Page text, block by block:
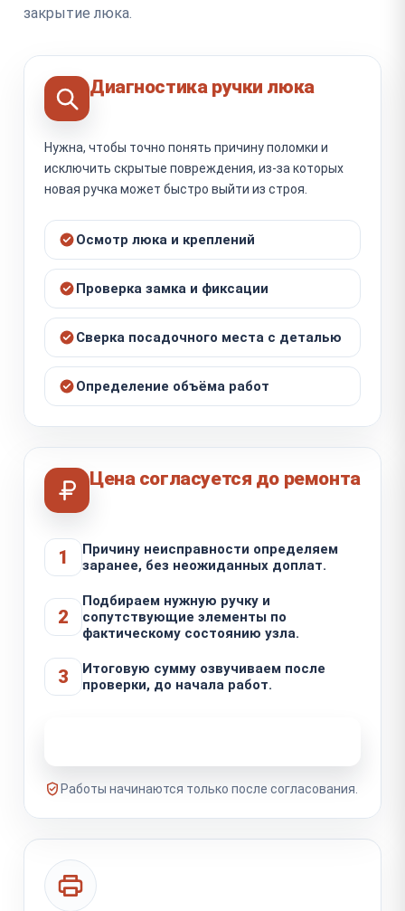
закрытие люка.
Диагностика ручки люка
Нужна, чтобы точно понять причину поломки и
исключить скрытые повреждения, из-за которых
новая ручка может быстро выйти из строя.
Осмотр люка и креплений
Проверка замка и фиксации
Сверка посадочного места с деталью
Определение объёма работ
Цена согласуется до ремонта
1
Причину неисправности определяем
заранее, без неожиданных доплат.
2
Подбираем нужную ручку и
сопутствующие элементы по
фактическому состоянию узла.
3
Итоговую сумму озвучиваем после
проверки, до начала работ.
Работы начинаются только после согласования.